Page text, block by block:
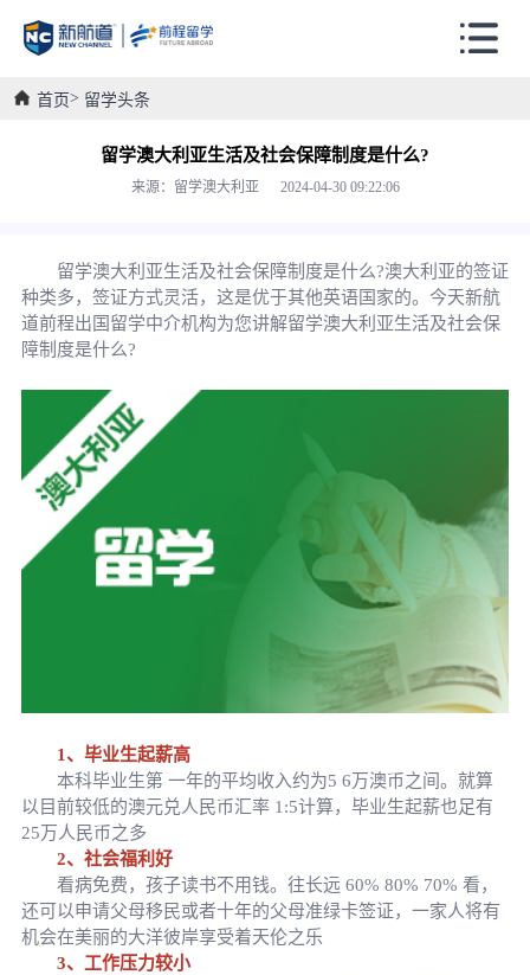
首页 留学头条
留学澳大利亚生活及社会保障制度是什么?
来源：留学澳大利亚 2024-04-30 09:22:06
留学澳大利亚生活及社会保障制度是什么?澳大利亚的签证
种类多，签证方式灵活，这是优于其他英语国家的。今天新航
道前程出国留学中介机构为您讲解留学澳大利亚生活及社会保
障制度是什么?
1、毕业生起薪高
本科毕业生第 一年的平均收入约为5 6万澳币之间。就算
以目前较低的澳元兑人民币汇率 1:5计算，毕业生起薪也足有
25万人民币之多
2、社会福利好
看病免费，孩子读书不用钱。往长远 60% 80% 70% 看，
还可以申请父母移民或者十年的父母准绿卡签证，一家人将有
机会在美丽的大洋彼岸享受着天伦之乐
3、工作压力较小